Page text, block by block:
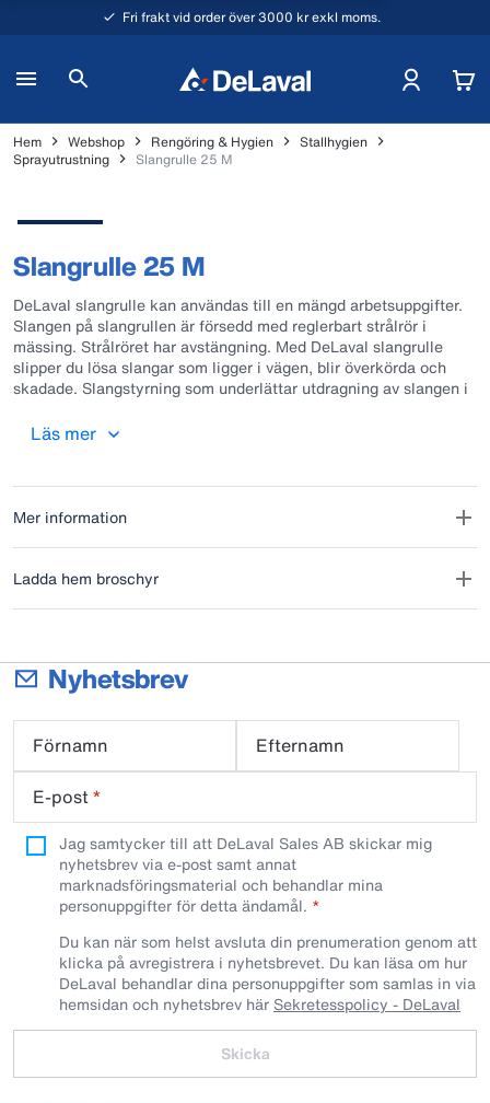
Fri frakt vid order över 3000 kr exkl moms.
Hem Webshop Rengöring & Hygien
Stallhygien
Sprayutrustning
Slangrulle 25 M
Slangrulle 25 M
DeLaval slangrulle kan användas till en mängd arbetsuppgifter.
Slangen på slangrullen är försedd med reglerbart strålrör i
mässing. Strålröret har avstängning. Med DeLaval slangrulle
slipper du lösa slangar som ligger i vägen, blir överkörda och
skadade. Slangstyrning som underlättar utdragning av slangen i
Läs mer
Mer information
Ladda hem broschyr
Nyhetsbrev
Förnamn
Efternamn
E-post*
Jag samtycker till att DeLaval Sales AB skickar mig
nyhetsbrev via e-post samt annat
marknadsföringsmaterial och behandlar mina
personuppgifter för detta ändamål.
Du kan när som helst avsluta din prenumeration genom att
klicka på avregistrera i nyhetsbrevet. Du kan läsa om hur
DeLaval behandlar dina personuppgifter som samlas in via
hemsidan och nyhetsbrev här Sekretesspolicy - DeLaval
Skicka